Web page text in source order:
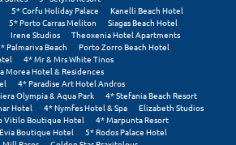
5* Corfu Holiday Palace
Kanelli Beach Hotel
5* Porto Carras Meliton
Siagas Beach Hotel
Irene Studios
Theoxenia Hotel Apartments
Palmariva Beach
Porto Zorro Beach Hotel
4* Mr & Mrs White Tinos
Morea Hotel & Residences
4* Paradise Art Hotel Andros
Olympia & Aqua Park
4* Stefania Beach Resort
Hotel 4* Nymfes Hotel & Spa
Elizabeth Studios
Vitilo Boutique Hotel
4* Marpunta Resort
Boutique Hotel
5* Rodos Palace Hotel